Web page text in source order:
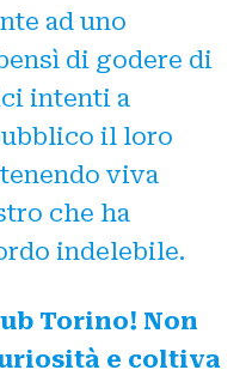
ad uno
di godere di
intenti a
il loro
viva
che ha
indelebile.
Torino! Non
e coltiva